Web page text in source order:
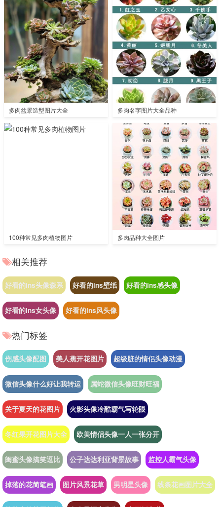
多肉盆景造型图片大全 多肉名字图片大全品种
100种常见多肉植物图片 多肉品种大全图片
相关推荐
好看的ins头像森系 好看的ins壁纸 好看的ins感头像
好看的ins女头像 好看的ins风头像
热门标签
伤感头像配图 美人蕉开花图片 超级脏的情侣头像动漫
微信头像什么好让我转运 属蛇微信头像旺财旺福
关于夏天的花图片 火影头像冷酷霸气写轮眼
冬红果开花图片大全 欧美情侣头像一人一张分开
闺蜜头像搞笑逗比 公子达达利亚背景故事 监控人霸气头像
掉落的花简笔画 图片风景花草 男明星头像 线条花画图片大全